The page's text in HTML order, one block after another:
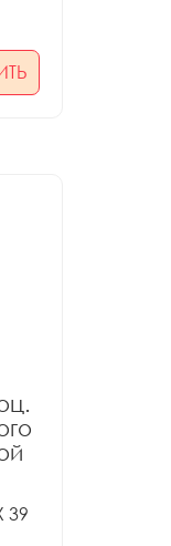
39